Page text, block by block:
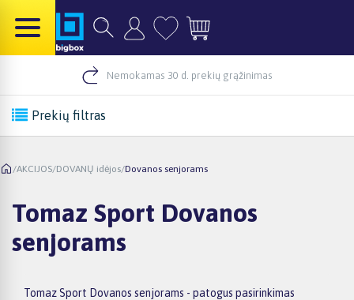
Nemokamas 30 d. prekių grąžinimas
Prekių filtras
/AKCIJOS/DOVANŲ idėjos/Dovanos senjorams
Tomaz Sport Dovanos
senjorams
Tomaz Sport Dovanos senjorams - patogus pasirinkimas